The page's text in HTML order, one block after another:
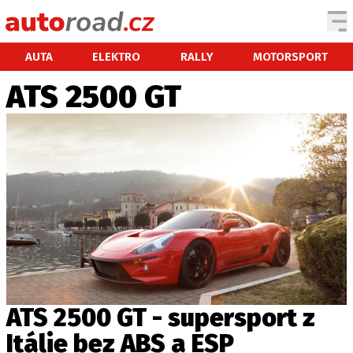
AUTA ELEKTRO RALLY MOTORSPORT
AUTA
TESTY AUT
NOVINKY
HISTORIE
ZAJÍMAVOSTI
TECHNIKA
EKONOMIKA
ČESKÝ TRH
TUNING
PROFI
ATS 2500 GT
ATS 2500 GT - supersport z
Itálie bez ABS a ESP